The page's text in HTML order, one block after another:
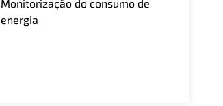
Monitorização do consumo de
energia